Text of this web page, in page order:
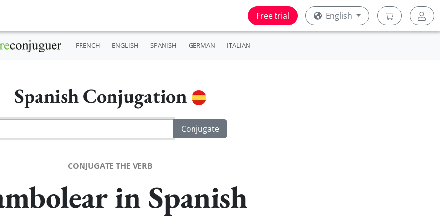
Free trial English
FRENCH ENGLISH SPANISH GERMAN ITALIAN
Spanish Conjugation
CONJUGATE THE VERB
in Spanish